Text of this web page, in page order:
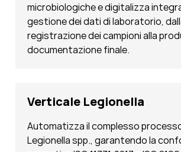
microbiologiche e digitalizza
gestione dei dati di laboratorio,
registrazione dei campioni alla
documentazione finale.
Verticale Legionella
Automatizza il complesso
Legionella spp., garantendo la